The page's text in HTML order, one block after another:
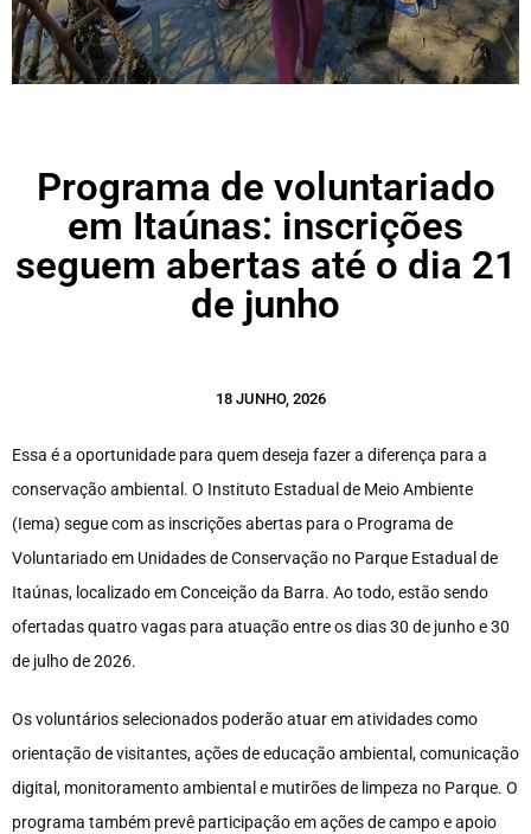
Programa de voluntariado
em Itaúnas: inscrições
seguem abertas até o dia 21
de junho
18 JUNHO, 2026
Essa é a oportunidade para quem deseja fazer a diferença para a
conservação ambiental. O Instituto Estadual de Meio Ambiente
(Iema) segue com as inscrições abertas para o Programa de
Voluntariado em Unidades de Conservação no Parque Estadual de
Itaúnas, localizado em Conceição da Barra. Ao todo, estão sendo
ofertadas quatro vagas para atuação entre os dias 30 de junho e 30
de julho de 2026.
Os voluntários selecionados poderão atuar em atividades como
orientação de visitantes, ações de educação ambiental, comunicação
digital, monitoramento ambiental e mutirões de limpeza no Parque. O
programa também prevê participação em ações de campo e apoio